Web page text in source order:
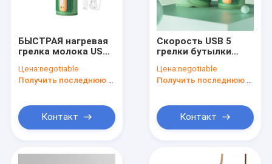
БЫСТРАЯ нагревая
грелка молока USB
бутылки контроля
температуры более
Цена:negotiable
Получить последнюю цену
Контакт
Скорость USB 5
грелки бутылки
температуры
перемещения
дисплеем LCD
Цена:negotiable
Получить последнюю цену
Контакт